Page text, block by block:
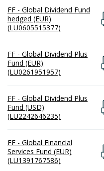
FF - Global Dividend Fund
hedged (EUR)
(LU0605515377)
FF - Global Dividend Plus
Fund (EUR)
(LU0261951957)
FF - Global Dividend Plus
Fund (USD)
(LU2242646235)
FF - Global Financial
Services Fund (EUR)
(LU1391767586)